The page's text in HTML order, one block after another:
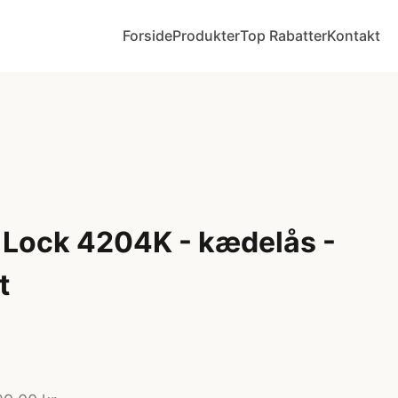
ForsideProdukterTop RabatterKontakt
4204K - kædelås -